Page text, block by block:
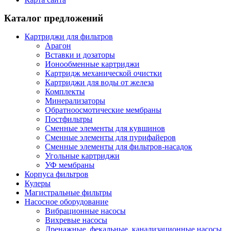
Каталог предложений
Картриджи для фильтров
Арагон
Вставки и дозаторы
Ионообменные картриджи
Картридж механической очистки
Картриджи для воды от железа
Комплекты
Минерализаторы
Обратноосмотические мембраны
Постфильтры
Сменные элементы для кувшинов
Сменные элементы для пурифайеров
Сменные элементы для фильтров-насадок
Угольные картриджи
УФ мембраны
Корпуса фильтров
Кулеры
Магистральные фильтры
Насосное оборудование
Вибрационные насосы
Вихревые насосы
Дренажные, фекальные, канализационные насосы